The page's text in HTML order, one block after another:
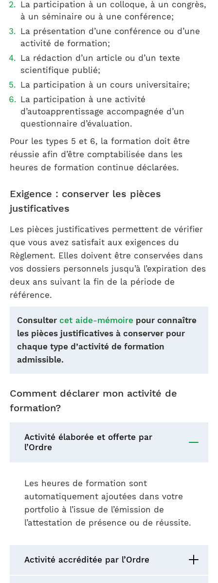
La participation à un colloque, à un congrès,
à un séminaire ou à une conférence;
La présentation d’une conférence ou d’une
activité de formation;
La rédaction d’un article ou d’un texte
scientifique publié;
La participation à un cours universitaire;
La participation à une activité
d’autoapprentissage accompagnée d’un
questionnaire d’évaluation.
Pour les types 5 et 6, la formation doit être
réussie afin d’être comptabilisée dans les
heures de formation continue déclarées.
Exigence : conserver les pièces
justificatives
Les pièces justificatives permettent de vérifier
que vous avez satisfait aux exigences du
Règlement. Elles doivent être conservées dans
vos dossiers personnels jusqu’à l’expiration des
deux ans suivant la fin de la période de
référence.
Consulter cet aide-mémoire pour connaître
les pièces justificatives à conserver pour
chaque type d’activité de formation
admissible.
Comment déclarer mon activité de
formation?
Activité élaborée et offerte par
l’Ordre
Les heures de formation sont
automatiquement ajoutées dans votre
portfolio à l’issue de l’émission de
l’attestation de présence ou de réussite.
Activité accréditée par l’Ordre